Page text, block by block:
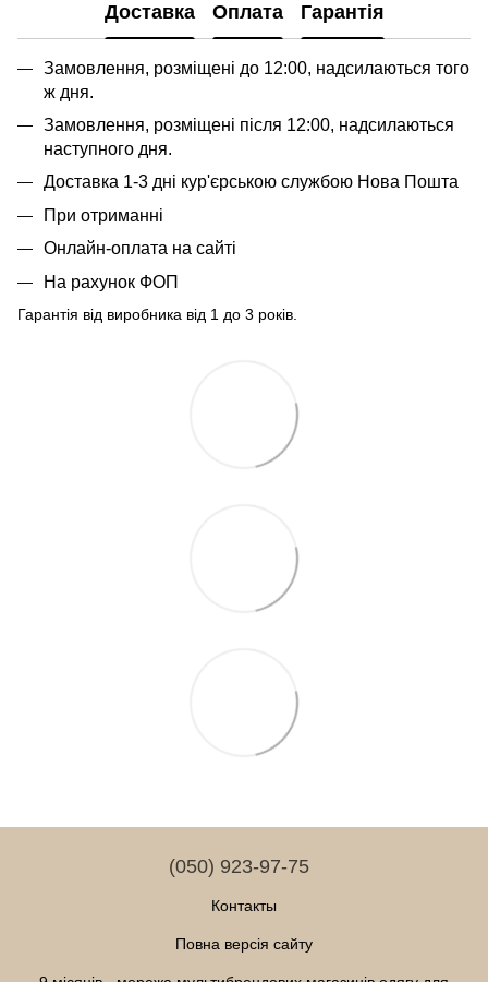
Доставка Оплата Гарантія
Замовлення, розміщені до 12:00, надсилаються того
ж дня.
Замовлення, розміщені після 12:00, надсилаються
наступного дня.
Доставка 1-3 дні кур'єрською службою Нова Пошта
При отриманні
Онлайн-оплата на сайті
На рахунок ФОП
Гарантія від виробника від 1 до 3 років.
(050) 923-97-75
Контакты
Повна версія сайту